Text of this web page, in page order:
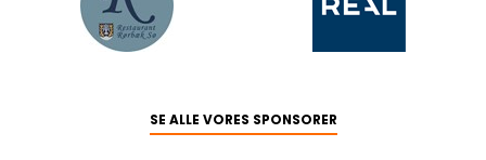
SE ALLE VORES SPONSORER